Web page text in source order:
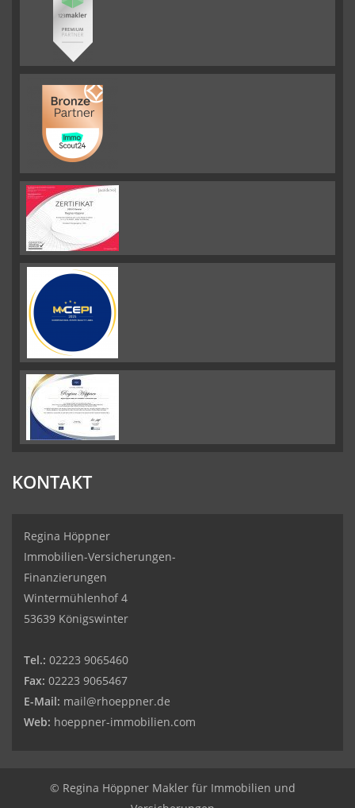
KONTAKT
Regina Höppner
Immobilien-Versicherungen-
Finanzierungen
Wintermühlenhof 4
53639 Königswinter
Tel.: 02223 9065460
Fax: 02223 9065467
E-Mail: mail@rhoeppner.de
Web: hoeppner-immobilien.com
© Regina Höppner Makler für Immobilien und